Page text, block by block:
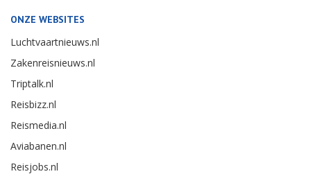
ONZE WEBSITES
Luchtvaartnieuws.nl
Zakenreisnieuws.nl
Triptalk.nl
Reisbizz.nl
Reismedia.nl
Aviabanen.nl
Reisjobs.nl